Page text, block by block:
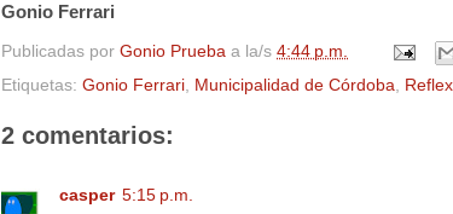
Gonio Ferrari
Publicadas por Gonio Prueba a la/s 4:44 p.m.
Etiquetas: Gonio Ferrari Municipalidad de Córdoba
2 comentarios:
casper 5:15 p.m.